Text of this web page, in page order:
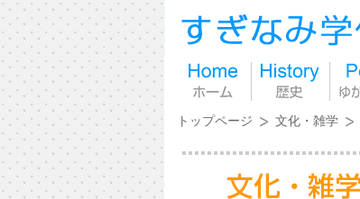
トップページ 文化・雑学